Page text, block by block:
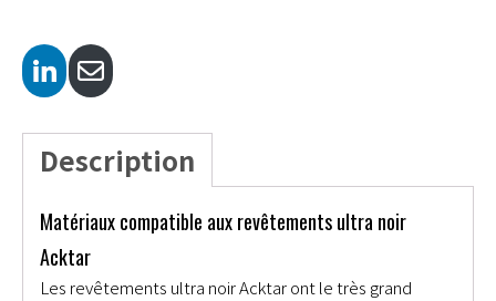
Description
Matériaux compatible aux revêtements ultra noir
Acktar
Les revêtements ultra noir Acktar ont le très grand